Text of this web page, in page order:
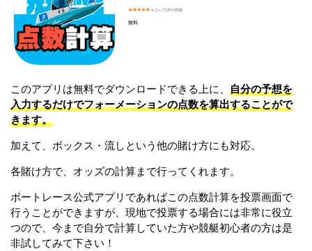
このアプリは無料でダウンロードできる上に、 自分の予想を
入力するだけでフォーメーションの点数を算出することがで
きます。
加えて、ボックス・流しという他の賭け方にも対応。
各賭け方で、オッズの計算まで行ってくれます。
ボートレース公式アプリであればこの点数計算を投票画面で
行うことができますが、現地で投票する場合には非常に役立
つので、今まで自分で計算していた方や競艇初心者の方は是
非試してみて下さい！